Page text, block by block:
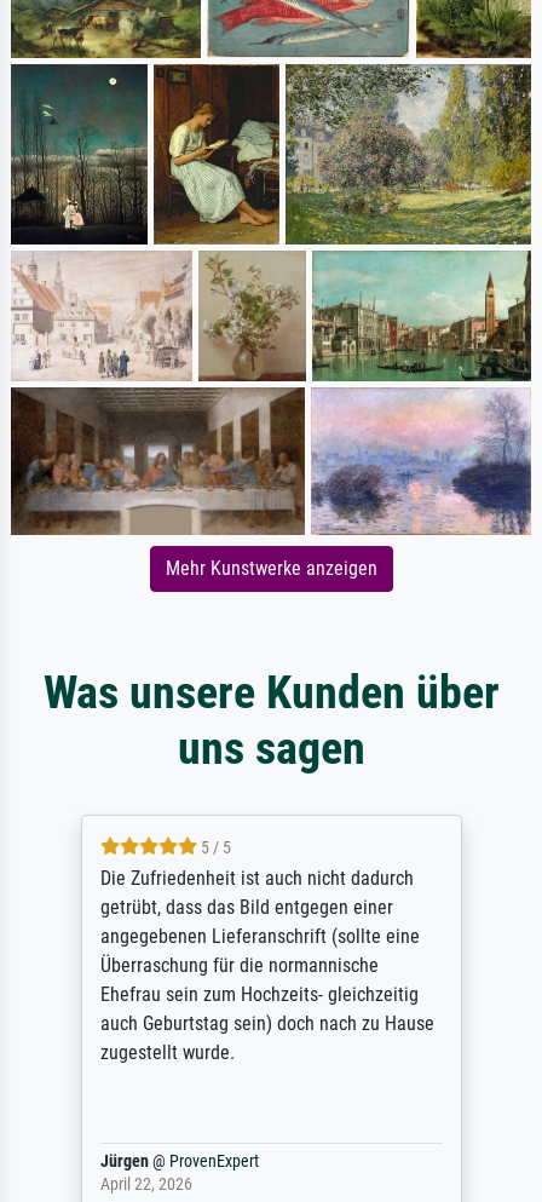
Mehr Kunstwerke anzeigen
Was unsere Kunden über
uns sagen
5 / 5
Die Zufriedenheit ist auch nicht dadurch
getrübt, dass das Bild entgegen einer
angegebenen Lieferanschrift (sollte eine
Überraschung für die normannische
Ehefrau sein zum Hochzeits- gleichzeitig
auch Geburtstag sein) doch nach zu Hause
zugestellt wurde.
Jürgen@ ProvenExpert
April 22, 2026